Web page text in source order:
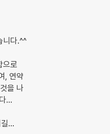
니다.^^
으로
, 연약
을 나
...
...